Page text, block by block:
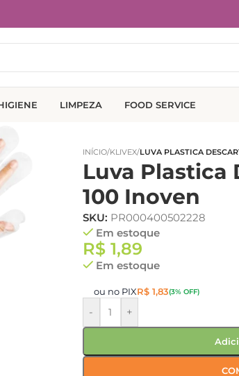
LIMPEZA FOOD SERVICE
INÍCIO/KLIVEX/LUVA PLASTICA
Luva Plastica
100 Inoven
SKU: PR000400502228
Em estoque
R$1,89
Em estoque
ou no PIXR$1,83(3% OFF)
- +